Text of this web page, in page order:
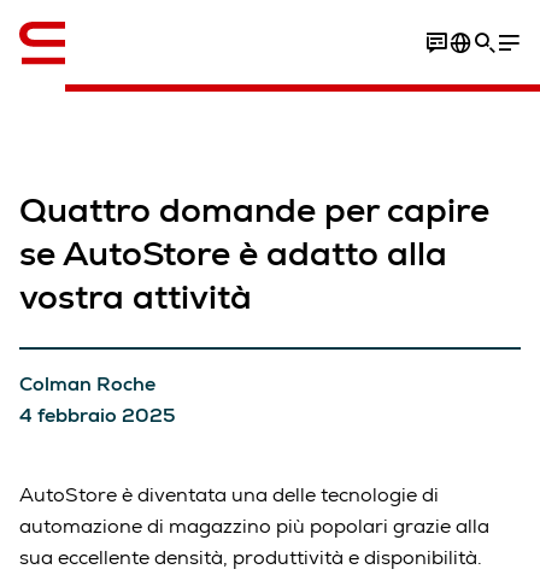
Quattro domande per capire
se AutoStore è adatto alla
vostra attività
Colman Roche
4 febbraio 2025
AutoStore è diventata una delle tecnologie di
automazione di magazzino più popolari grazie alla
sua eccellente densità, produttività e disponibilità.